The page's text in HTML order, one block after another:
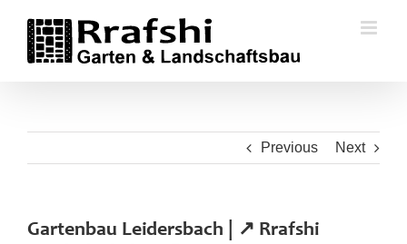
content
Previous Next
Gartenbau Leidersbach | ↗️ Rrafshi